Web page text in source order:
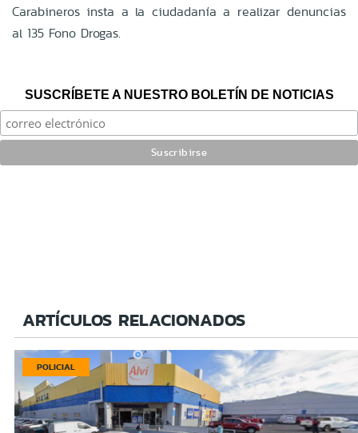
Carabineros insta a la ciudadanía a realizar denuncias
al 135 Fono Drogas.
SUSCRÍBETE A NUESTRO BOLETÍN DE NOTICIAS
ARTÍCULOS RELACIONADOS
POLICIAL